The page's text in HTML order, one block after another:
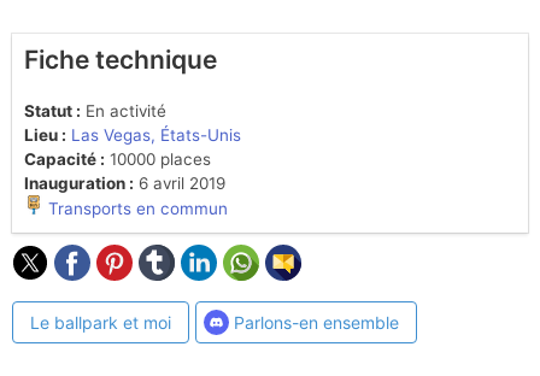
Fiche technique
Statut : En activité
Lieu : Las Vegas, États-Unis
Capacité : 10000 places
Inauguration : 6 avril 2019
Transports en commun
Le ballpark et moi Parlons-en ensemble